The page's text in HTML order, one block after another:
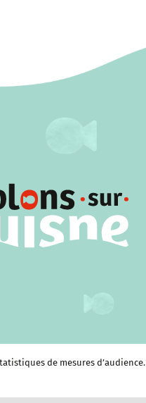
de mesures d’audience.